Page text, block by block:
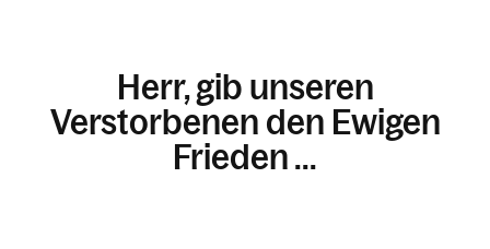
Herr, gib unseren
Verstorbenen den Ewigen
Frieden ...